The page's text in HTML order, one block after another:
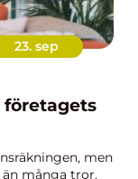
23. sep
men
många tror.